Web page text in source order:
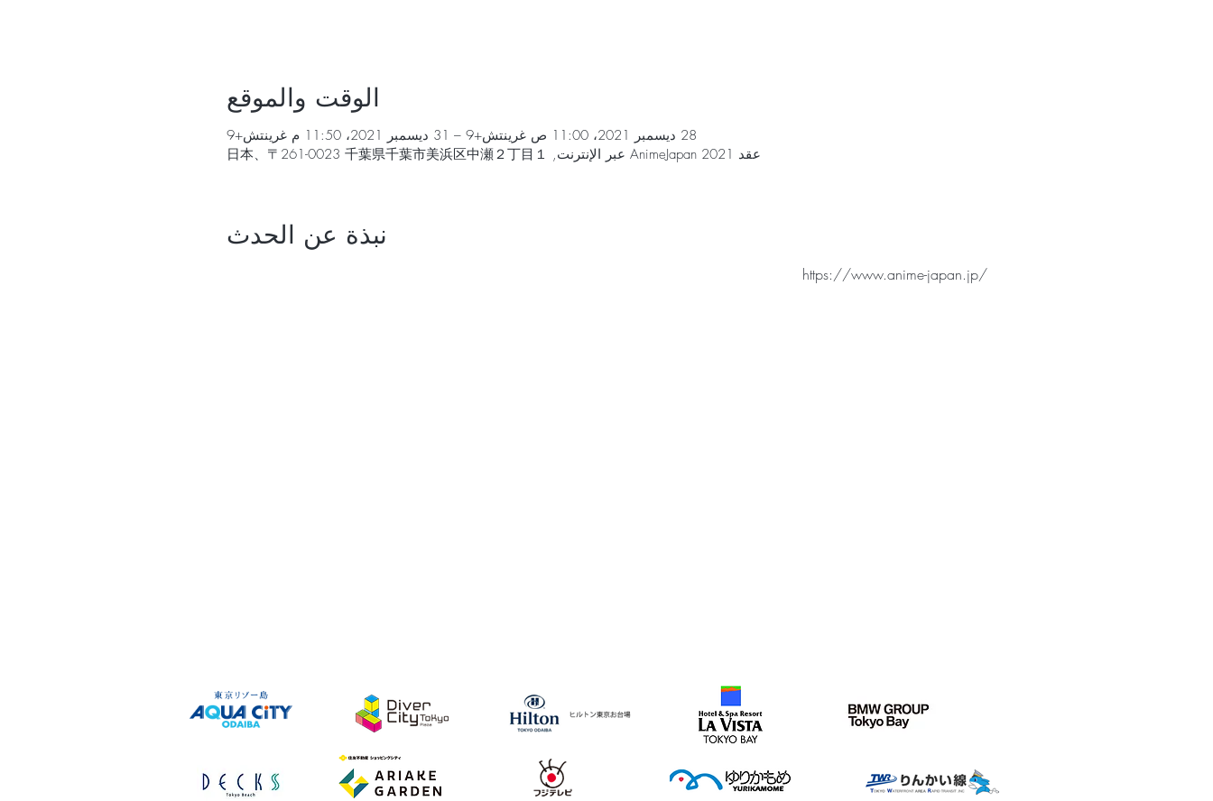
الوقت والموقع
28 ديسمبر 2021، 11:00 ص غرينتش+9 – 31 ديسمبر 2021، 11:50 م غرينتش+9
عقد AnimeJapan 2021 عبر الإنترنت, 日本、〒261-0023 千葉県千葉市美浜区中瀬２丁目１
نبذة عن الحدث
https://www.anime-japan.jp/